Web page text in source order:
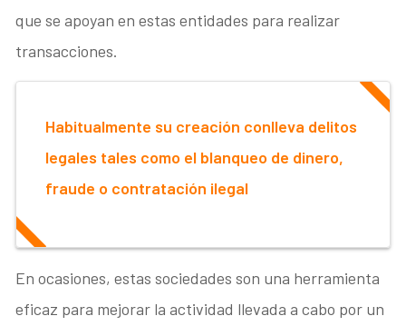
que se apoyan en estas entidades para realizar
transacciones.
Habitualmente su creación conlleva delitos
legales tales como el blanqueo de dinero,
fraude o contratación ilegal
En ocasiones, estas sociedades son una herramienta
eficaz para mejorar la actividad llevada a cabo por un